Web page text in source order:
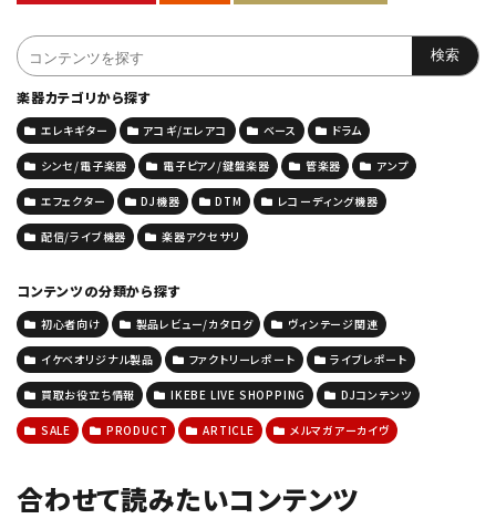
楽器カテゴリから探す
エレキギター アコギ/エレアコ ベース ドラム
シンセ/電子楽器 電子ピアノ/鍵盤楽器 管楽器 アンプ
エフェクター DJ機器 DTM レコーディング機器
配信/ライブ機器 楽器アクセサリ
コンテンツの分類から探す
初心者向け 製品レビュー/カタログ ヴィンテージ関連
イケベオリジナル製品 ファクトリーレポート ライブレポート
買取お役立ち情報 IKEBE LIVE SHOPPING DJコンテンツ
SALE PRODUCT ARTICLE メルマガアーカイヴ
合わせて読みたいコンテンツ